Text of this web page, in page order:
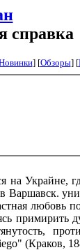
справка
] [Обзоры] [
на
Варшавск.
любовь
(Краков,